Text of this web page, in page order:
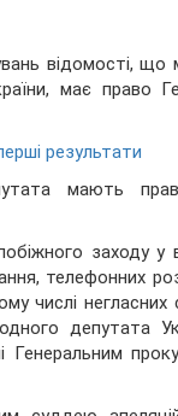
відомості, що
має право
результати
мають
заходу у
телефонних
числі негласних
депутата